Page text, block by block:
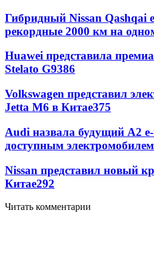
Гибридный Nissan Qashqai
рекордные 2000 км на
Huawei представила
Stelato G9386
Volkswagen представил
Jetta M6 в Китае375
Audi назвала будущий A2
доступным
Nissan представил новый
Китае292
Читать комментарии